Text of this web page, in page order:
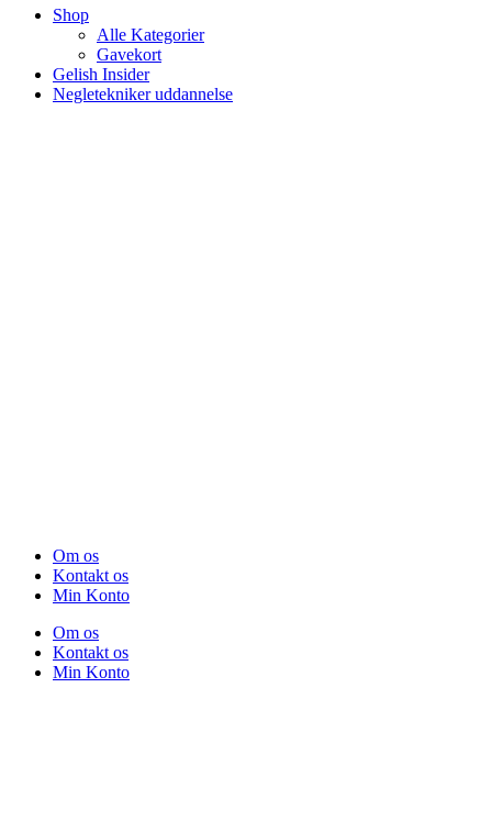
Shop
Alle Kategorier
Gavekort
Gelish Insider
Negletekniker uddannelse
Om os
Kontakt os
Min Konto
Om os
Kontakt os
Min Konto